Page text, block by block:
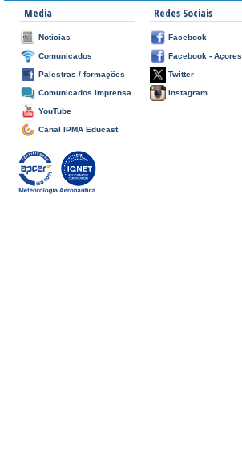
Media
Notícias
Comunicados
Palestras / formações
Comunicados Imprensa
YouTube
Canal IPMA Educast
Redes Sociais
Facebook
Facebook - Açores
Twitter
Instagram